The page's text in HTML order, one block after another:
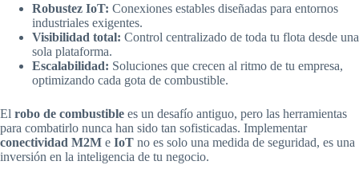
Robustez IoT: Conexiones estables diseñadas para entornos
industriales exigentes.
Visibilidad total: Control centralizado de toda tu flota desde una
sola plataforma.
Escalabilidad: Soluciones que crecen al ritmo de tu empresa,
optimizando cada gota de combustible.
El robo de combustible es un desafío antiguo, pero las herramientas
para combatirlo nunca han sido tan sofisticadas. Implementar
conectividad M2M e IoT no es solo una medida de seguridad, es una
inversión en la inteligencia de tu negocio.